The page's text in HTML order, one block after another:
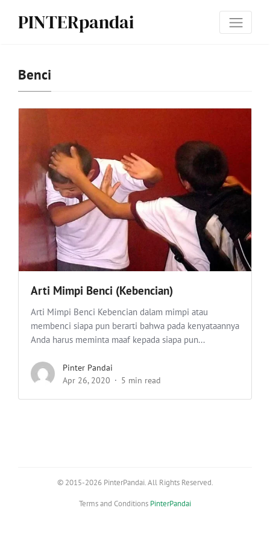
PINTERpandai
Benci
Arti Mimpi Benci (Kebencian)
Arti Mimpi Benci Kebencian dalam mimpi atau
membenci siapa pun berarti bahwa pada kenyataannya
Anda harus meminta maaf kepada siapa pun...
Pinter Pandai
Apr 26, 2020
5 min read
© 2015-2026 PinterPandai. All Rights Reserved.
Terms and Conditions PinterPandai